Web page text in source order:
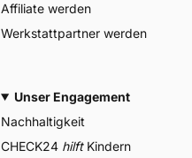
Affiliate werden
Werkstattpartner werden
Unser Engagement
Nachhaltigkeit
CHECK24 hilftKindern